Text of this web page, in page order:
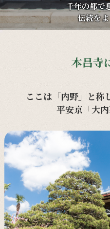
千年の都で
伝統を
本昌寺
ここは「内野」と称
平安京「大